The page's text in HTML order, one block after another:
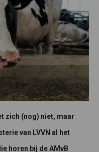
zich (nog) niet, maar
van LVVN al het
horen bij de AMvB